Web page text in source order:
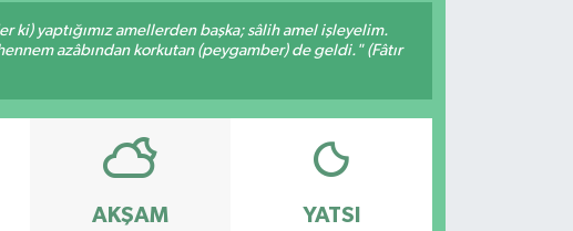
ki) yaptığımız amellerden başka; sâlih amel işleyelim.
azâbından korkutan (peygamber) de geldi." (Fâtır
AKŞAM YATSI